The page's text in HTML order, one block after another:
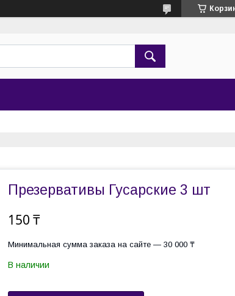
Презервативы Гусарские 3 шт
150 ₸
Минимальная сумма заказа на сайте — 30 000 ₸
В наличии